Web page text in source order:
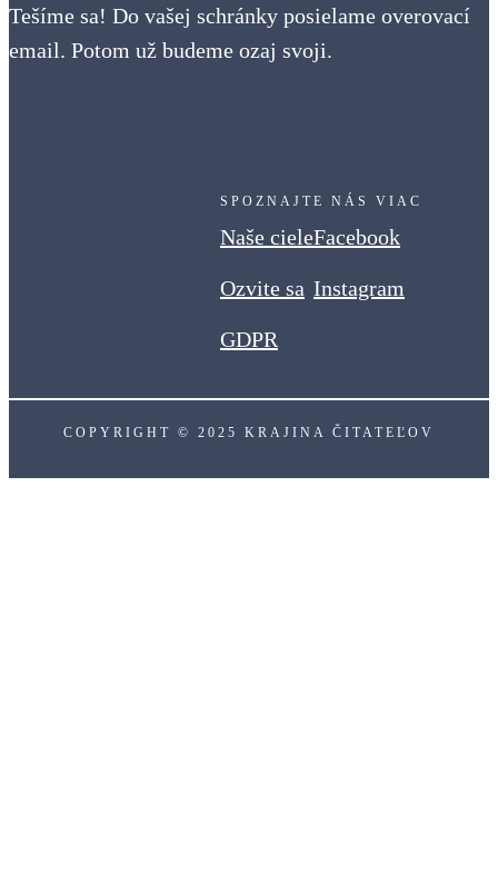
Tešíme sa! Do vašej schránky posielame overovací
email. Potom už budeme ozaj svoji.
SPOZNAJTE NÁS VIAC
Naše ciele
Ozvite sa
GDPR
Facebook
Instagram
COPYRIGHT © 2025 KRAJINA ČITATEĽOV